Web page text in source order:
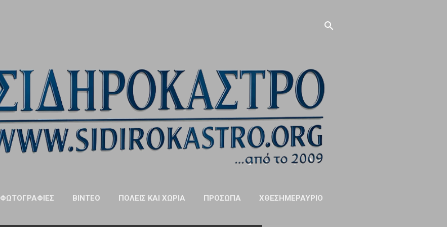
ΦΩΤΟΓΡΑΦΊΕΣ ΒΊΝΤΕΟ ΠΌΛΕΙΣ ΚΑΙ ΧΩΡΙΆ ΠΡΌΣΩΠΑ ΧΘΕΣΗΜΕΡΑΥΡΙΟ